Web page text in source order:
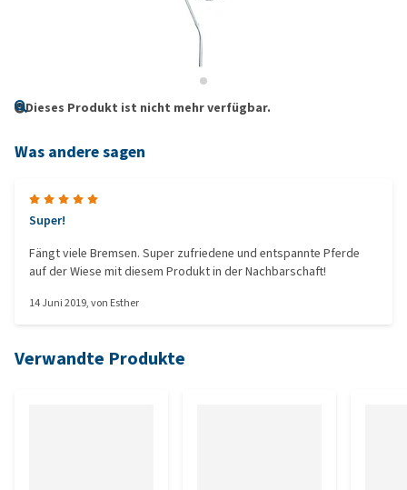
Dieses Produkt ist nicht mehr verfügbar.
Was andere sagen
Super!
Fängt viele Bremsen. Super zufriedene und entspannte Pferde
auf der Wiese mit diesem Produkt in der Nachbarschaft!
14 Juni 2019, von Esther
Verwandte Produkte